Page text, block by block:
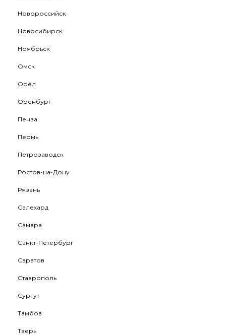
Новороссийск
Новосибирск
Ноябрьск
Омск
Орёл
Оренбург
Пенза
Пермь
Петрозаводск
Ростов-на-Дону
Рязань
Салехард
Самара
Санкт-Петербург
Саратов
Ставрополь
Сургут
Тамбов
Тверь